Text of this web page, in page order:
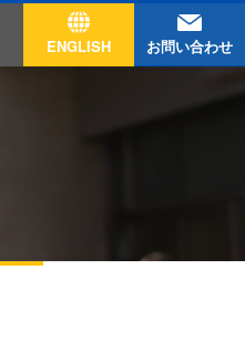
ENGLISH お問い合わせ